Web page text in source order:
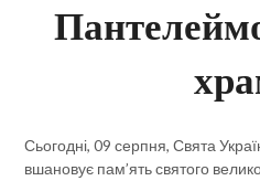
Сьогодні, 09 серпня, Свята
вшановує пам’ять святого